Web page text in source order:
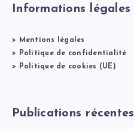
Informations légales
>
Mentions légales
>
Politique de confidentialité
>
Politique de cookies (UE)
Publications récentes